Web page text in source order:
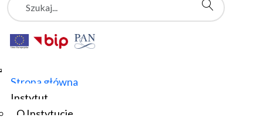
Strona główna
Instytut
O Instytucie